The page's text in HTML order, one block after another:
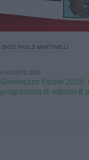
ENZO PAOLO MARTINELLI
8 AGOSTO 2026
Giovinazzo Estate 2026:
programma di sabato 8